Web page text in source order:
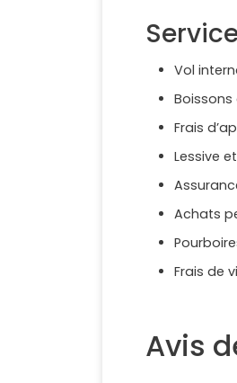
Vol
Frais
Lessive
Achats
Frais de
Avis